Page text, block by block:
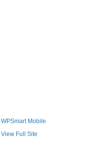
WPSmart Mobile
View Full Site